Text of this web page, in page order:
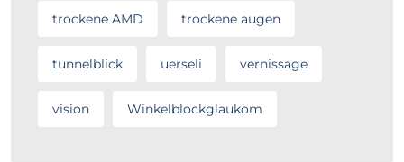
trockene AMD trockene augen
tunnelblick uerseli vernissage
vision Winkelblockglaukom